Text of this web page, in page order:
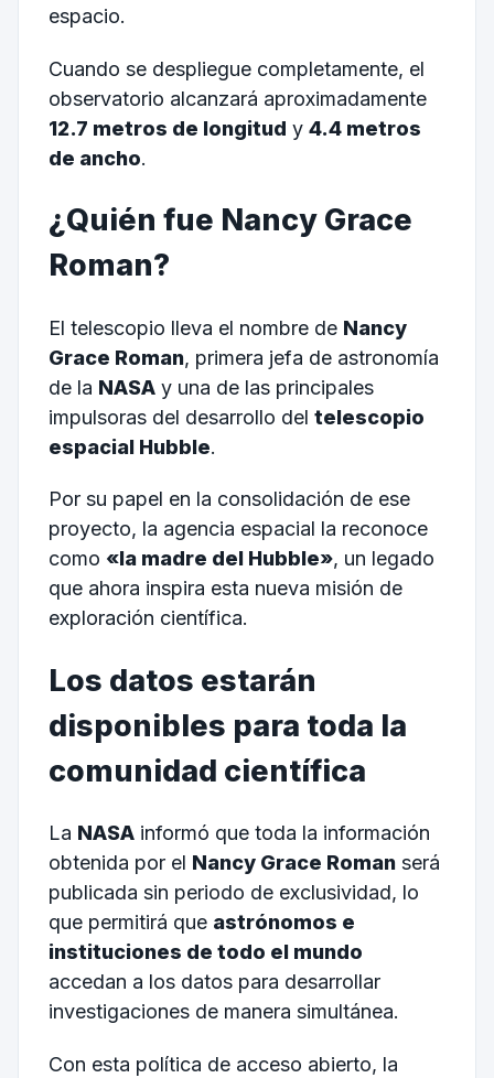
espacio.
Cuando se despliegue completamente, el
observatorio alcanzará aproximadamente
12.7 metros de longitud y 4.4 metros
de ancho.
¿Quién fue Nancy Grace
Roman?
El telescopio lleva el nombre de Nancy
Grace Roman, primera jefa de astronomía
de la NASAy una de las principales
impulsoras del desarrollo del telescopio
espacial Hubble.
Por su papel en la consolidación de ese
proyecto, la agencia espacial la reconoce
como «la madre del Hubble», un legado
que ahora inspira esta nueva misión de
exploración científica.
Los datos estarán
disponibles para toda la
comunidad científica
La NASAinformó que toda la información
obtenida por el Nancy Grace Romanserá
publicada sin periodo de exclusividad, lo
que permitirá que astrónomos e
instituciones de todo el mundo
accedan a los datos para desarrollar
investigaciones de manera simultánea.
Con esta política de acceso abierto, la